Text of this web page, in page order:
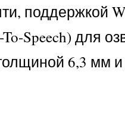
поддержкой
Speech) для
6,3 мм